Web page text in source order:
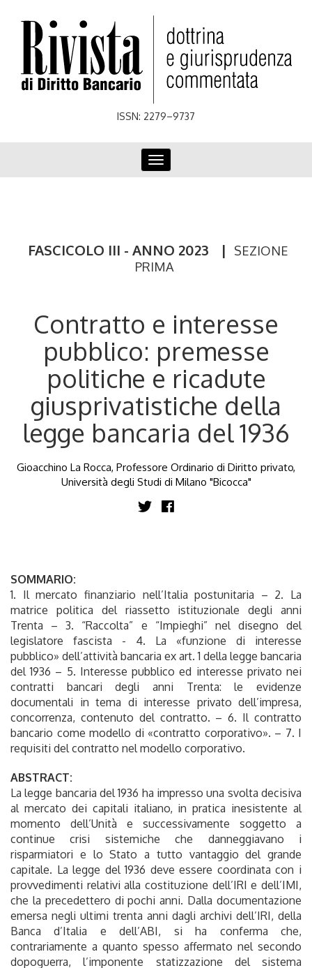
ISSN: 2279–9737
Toggle
navigation
FASCICOLO III - ANNO 2023 |
SEZIONE
PRIMA
Contratto e interesse
pubblico: premesse
politiche e ricadute
giusprivatistiche della
legge bancaria del 1936
Gioacchino La Rocca, Professore Ordinario di Diritto privato,
Università degli Studi di Milano "Bicocca"
SOMMARIO:
1. Il mercato finanziario nell’Italia postunitaria – 2. La
matrice politica del riassetto istituzionale degli anni
Trenta – 3.
“Raccolta” e “Impieghi” nel disegno del
legislatore fascista - 4. La «funzione di interesse
pubblico» dell’attività bancaria ex art. 1 della legge bancaria
del 1936 – 5. Interesse pubblico ed interesse privato nei
contratti bancari degli anni Trenta: le evidenze
documentali in tema di interesse privato dell’impresa,
concorrenza, contenuto del contratto. – 6. Il contratto
bancario come modello di «contratto corporativo». – 7. I
requisiti del contratto nel modello corporativo.
ABSTRACT:
La legge bancaria del 1936 ha impresso una svolta decisiva
al mercato dei capitali italiano, in pratica inesistente al
momento dell’Unità e successivamente soggetto a
continue crisi sistemiche che danneggiavano i
risparmiatori e lo Stato a tutto vantaggio del grande
capitale. La legge del 1936 deve essere coordinata con i
provvedimenti relativi alla costituzione dell’IRI e dell’IMI,
che la precedettero di pochi anni. Dalla documentazione
emersa negli ultimi trenta anni dagli archivi dell’IRI, della
Banca d’Italia e dell’ABI, si ha conferma che,
contrariamente a quanto spesso affermato nel secondo
dopoguerra, l’imponente statizzazione del sistema